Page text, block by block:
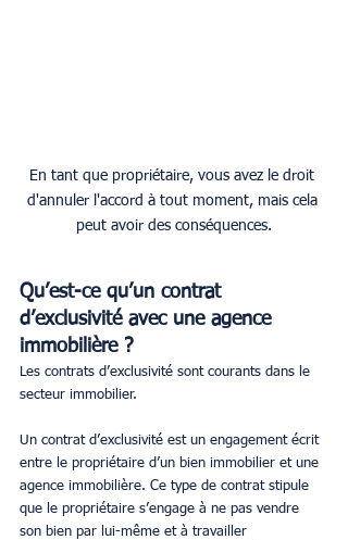
En tant que propriétaire, vous avez le droit
d'annuler l'accord à tout moment, mais cela
peut avoir des conséquences.
Qu’est-ce qu’un contrat
d’exclusivité avec une agence
immobilière ?
Les contrats d’exclusivité sont courants dans le
secteur immobilier.
Un contrat d’exclusivité est un engagement écrit
entre le propriétaire d’un bien immobilier et une
agence immobilière. Ce type de contrat stipule
que le propriétaire s’engage à ne pas vendre
son bien par lui-même et à travailler